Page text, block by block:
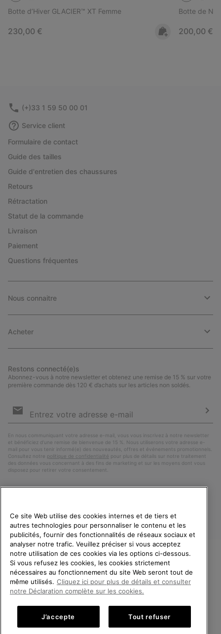
Botte d’Hiver GLACIER™ XT Femme
Regular price:
230,00 €
Botte de
Regular
200,00 €
(+)33 1 59 50 00 01
Service client
Formulaire de contact
Guide des tailles
Guide d'entretien des chaussures
Retours
Rétractation
Statut de la commande
Livraison
Paiement
Questions fréquentes
Nous connaitre
Acheter
Restons connecté(e)s
Abonnez-vous à notre newsletter et obtenez une remise de 15 % sur votre
première commande dès 120 € d’achats sur les articles non soldés.
par
En nous communiquant votre adresse e-mail, vous vous inscrivez à notre newsletter
et bénéficiez d’une remise de bienvenue de 15 %. Nous utiliserons votre adresse e-
mail pour vous tenir informé(e) des nouveautés, offres et événements promotionnels.
Consultez notre politique de confidentialité pour plus de détails sur notre traitement
des données vous concernant à des fins de marketing et sur les moyens dont vous
disposez pour retirer votre consentement.
France
©2026 SOREL. Tous droits réservés.
Conditions Générales de Vente Garanties Légales
Impressum Public CBCR
BIENVENUE CHEZ SOREL.
VEUILLEZ SÉLECTIONNER
VOTRE PAYS DE LIVRAISON.
Achats en ligne disponibles
Ce site Web utilise des cookies internes et de tiers et
autres technologies pour personnaliser le contenu et les
publicités, fournir des fonctionnalités de réseaux sociaux et
analyser notre trafic. Veuillez préciser si vous acceptez
notre utilisation de ces cookies via les options ci-dessous.
Si vous refusez les cookies, les cookies strictement
nécessaires au fonctionnement du site Web seront tout de
même utilisés. Cliquez ici pour plus de détails et consulter
notre Déclaration complète sur les cookies.
J’accepte Tout refuser